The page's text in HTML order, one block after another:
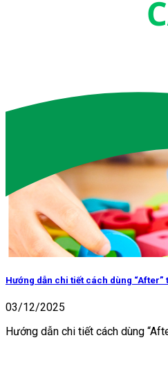
Hướng dẫn chi tiết cách dùng “After”
03/12/2025
Hướng dẫn chi tiết cách dùng